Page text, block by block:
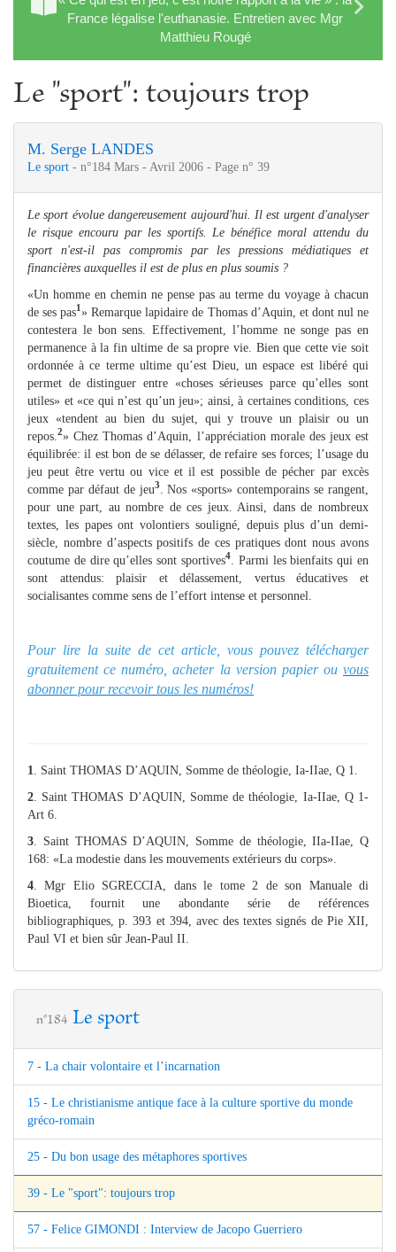
France légalise l'euthanasie. Entretien avec Mgr
Matthieu Rougé
Le "sport": toujours trop
M. Serge LANDES
Le sport - n°184 Mars - Avril 2006 - Page n° 39
Le sport évolue dangereusement aujourd'hui. Il est urgent d'analyser
le risque encouru par les sportifs. Le bénéfice moral attendu du
sport n'est-il pas compromis par les pressions médiatiques et
financières auxquelles il est de plus en plus soumis ?
«Un homme en chemin ne pense pas au terme du voyage à chacun
de ses pas1» Remarque lapidaire de Thomas d’Aquin, et dont nul ne
contestera le bon sens. Effectivement, l’homme ne songe pas en
permanence à la fin ultime de sa propre vie. Bien que cette vie soit
ordonnée à ce terme ultime qu’est Dieu, un espace est libéré qui
permet de distinguer entre «choses sérieuses parce qu’elles sont
utiles» et «ce qui n’est qu’un jeu»; ainsi, à certaines conditions, ces
jeux «tendent au bien du sujet, qui y trouve un plaisir ou un
repos. 2» Chez Thomas d’Aquin, l’appréciation morale des jeux est
équilibrée: il est bon de se délasser, de refaire ses forces; l’usage du
jeu peut être vertu ou vice et il est possible de pécher par excès
comme par défaut de jeu3
. Nos «sports» contemporains se rangent,
pour une part, au nombre de ces jeux. Ainsi, dans de nombreux
textes, les papes ont volontiers souligné, depuis plus d’un demi-
siècle, nombre d’aspects positifs de ces pratiques dont nous avons
coutume de dire qu’elles sont sportives4
. Parmi les bienfaits qui en
sont attendus: plaisir et délassement, vertus éducatives et
socialisantes comme sens de l’effort intense et personnel.
Pour lire la suite de cet article, vous pouvez télécharger
gratuitement ce numéro, acheter la version papier ou vous
abonner pour recevoir tous les numéros!
1
. Saint THOMAS D’AQUIN, Somme de théologie, Ia-IIae, Q 1.
2 . Saint THOMAS D’AQUIN, Somme de théologie, Ia-IIae, Q 1-
Art 6.
3 . Saint THOMAS D’AQUIN, Somme de théologie, IIa-IIae, Q
168: «La modestie dans les mouvements extérieurs du corps».
4 . Mgr Elio SGRECCIA, dans le tome 2 de son Manuale di
Bioetica, fournit une abondante série de références
bibliographiques, p. 393 et 394, avec des textes signés de Pie XII,
Paul VI et bien sûr Jean-Paul II.
n°184 Le sport
7 - La chair volontaire et l’incarnation
15 - Le christianisme antique face à la culture sportive du monde
gréco-romain
25 - Du bon usage des métaphores sportives
39 - Le "sport": toujours trop
57 - Felice GIMONDI : Interview de Jacopo Guerriero